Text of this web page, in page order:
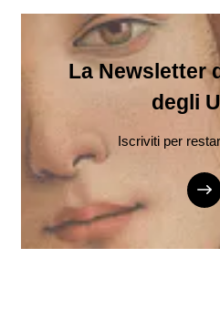
La Newsletter
degli
Iscriviti per